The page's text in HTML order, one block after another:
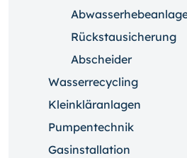
Rückstausicherung
Abscheider
Wasserrecycling
Kleinkläranlagen
Pumpentechnik
Gasinstallation